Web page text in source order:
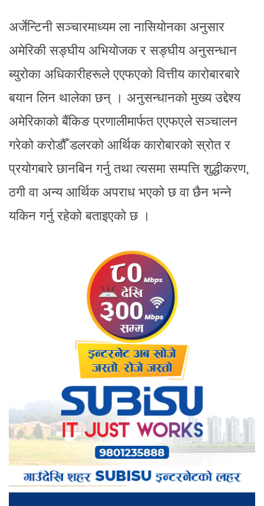
अर्जेन्टिनी सञ्चारमाध्यम ला नासियोनका अनुसार
अमेरिकी सङ्घीय अभियोजक र सङ्घीय अनुसन्धान
ब्युरोका अधिकारीहरूले एएफएको वित्तीय कारोबारबारे
बयान लिन थालेका छन् । अनुसन्धानको मुख्य उद्देश्य
अमेरिकाको बैंकिङ प्रणालीमार्फत एएफएले सञ्चालन
गरेको करोडौँ डलरको आर्थिक कारोबारको स्रोत र
प्रयोगबारे छानबिन गर्नु तथा त्यसमा सम्पत्ति शुद्धीकरण,
ठगी वा अन्य आर्थिक अपराध भएको छ वा छैन भन्ने
यकिन गर्नु रहेको बताइएको छ ।